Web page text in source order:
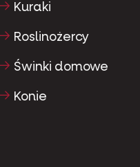
Kuraki
Roslinożercy
Świnki domowe
Konie